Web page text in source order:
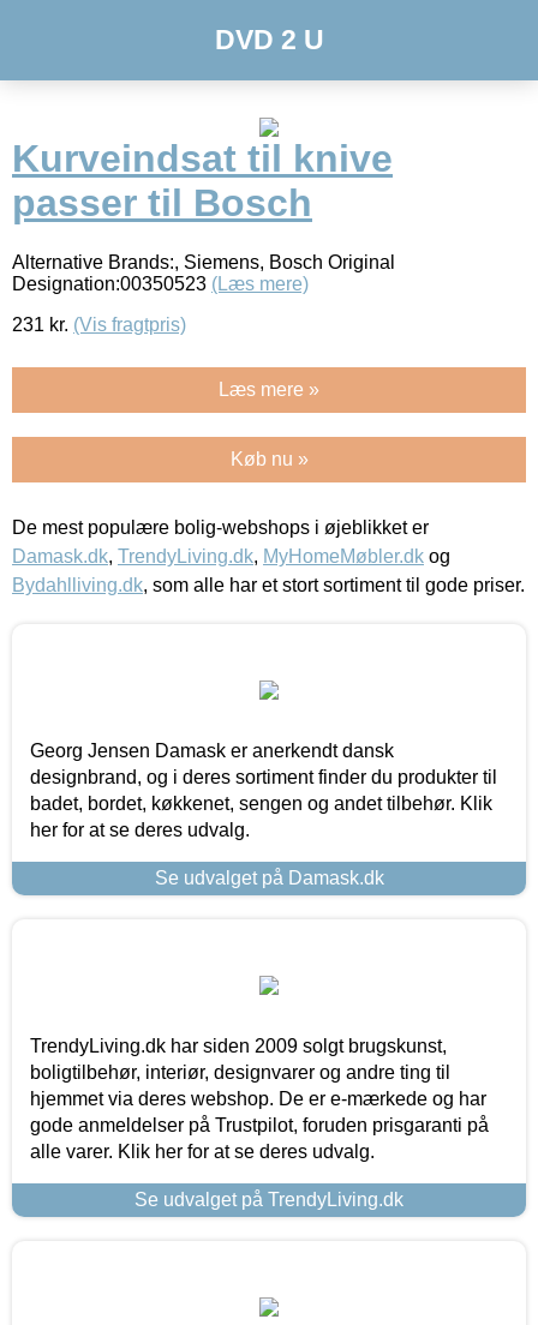
DVD 2 U
Kurveindsat til knive
passer til Bosch
Alternative Brands:, Siemens, Bosch Original
Designation:00350523 (Læs mere)
231 kr. (Vis fragtpris)
Læs mere »
Køb nu »
De mest populære bolig-webshops i øjeblikket er
Damask.dk, TrendyLiving.dk, MyHomeMøbler.dk og
Bydahlliving.dk, som alle har et stort sortiment til gode priser.
Georg Jensen Damask er anerkendt dansk
designbrand, og i deres sortiment finder du produkter til
badet, bordet, køkkenet, sengen og andet tilbehør. Klik
her for at se deres udvalg.
Se udvalget på Damask.dk
TrendyLiving.dk har siden 2009 solgt brugskunst,
boligtilbehør, interiør, designvarer og andre ting til
hjemmet via deres webshop. De er e-mærkede og har
gode anmeldelser på Trustpilot, foruden prisgaranti på
alle varer. Klik her for at se deres udvalg.
Se udvalget på TrendyLiving.dk